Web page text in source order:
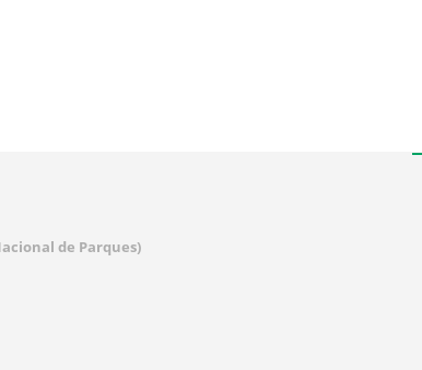
de Parques)